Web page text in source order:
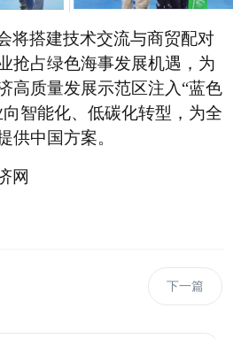
将搭建技术交流与商贸配对
抢占绿色海事发展机遇，为
高质量发展示范区注入“蓝色
智能化、低碳化转型，为全
供中国方案。
网
下一篇